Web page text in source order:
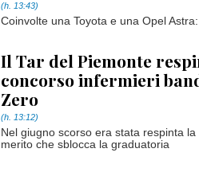
(h. 13:43)
Coinvolte una Toyota e una Opel
Il Tar del Piemonte
concorso infermieri
Zero
(h. 13:12)
Nel giugno scorso era stata respinta
merito che sblocca la graduatoria